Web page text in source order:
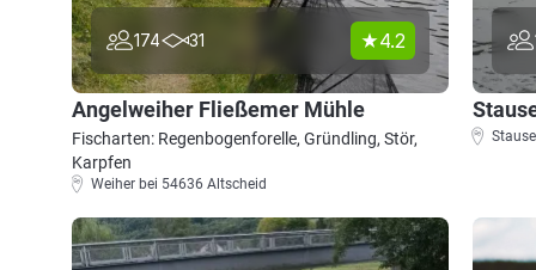
174 31 4.2
Angelweiher Fließemer Mühle
Fischarten: Regenbogenforelle, Gründling, Stör,
Karpfen
Weiher bei 54636 Altscheid